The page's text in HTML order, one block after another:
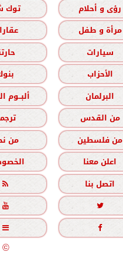
رؤى و أحلام
توك
مرأة و طفل
سيارات
الأحزاب
البرلمان
ألبــوم
من القدس
من فلسطين
من
اعلن معنا
اتصل بنا





جميع الحقوق محفوظة©